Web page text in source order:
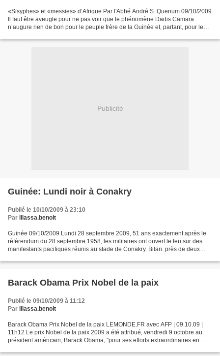
«Sisyphes» et «messies» d’Afrique Par l'Abbé André S. Quenum 09/10/2009
Il faut être aveugle pour ne pas voir que le phénomène Dadis Camara
n’augure rien de bon pour le peuple frère de la Guinée et, partant, pour le
Publicité
Guinée: Lundi noir à Conakry
Publié le 10/10/2009 à 23:10
Par illassa.benoit
Guinée 09/10/2009 Lundi 28 septembre 2009, 51 ans exactement après le
référendum du 28 septembre 1958, les militaires ont ouvert le feu sur des
manifestants pacifiques réunis au stade de Conakry. Bilan: près de deux
Barack Obama Prix Nobel de la paix
Publié le 09/10/2009 à 11:12
Par illassa.benoit
Barack Obama Prix Nobel de la paix LEMONDE.FR avec AFP | 09.10.09 |
11h12 Le prix Nobel de la paix 2009 a été attribué, vendredi 9 octobre au
président américain, Barack Obama, "pour ses efforts extraordinaires en